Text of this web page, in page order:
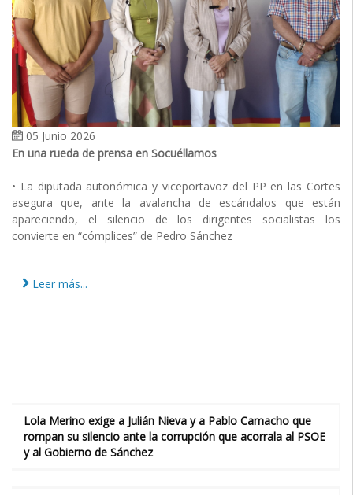
05 Junio 2026
En una rueda de prensa en Socuéllamos
• La diputada autonómica y viceportavoz del PP en las Cortes
asegura que, ante la avalancha de escándalos que están
apareciendo, el silencio de los dirigentes socialistas los
convierte en “cómplices” de Pedro Sánchez
Leer más...
Lola Merino exige a Julián Nieva y a Pablo Camacho que
rompan su silencio ante la corrupción que acorrala al PSOE
y al Gobierno de Sánchez